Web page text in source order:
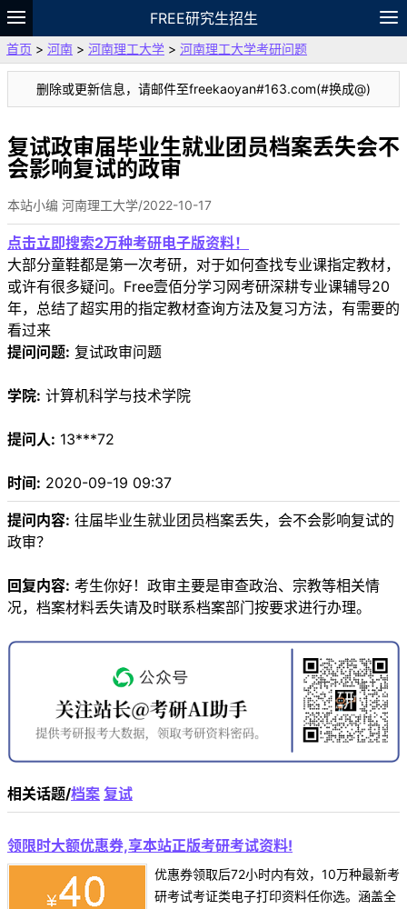
FREE研究生招生
题库
故事 专题 APP 笔记
论坛
VIP
资料
首页 > 河南 > 河南理工大学 > 河南理工大学考研问题
删除或更新信息，请邮件至freekaoyan#163.com(#换成@)
复试政审届毕业生就业团员档案丢失会不
会影响复试的政审
本站小编 河南理工大学/2022-10-17
点击立即搜索2万种考研电子版资料！
大部分童鞋都是第一次考研，对于如何查找专业课指定教材，
或许有很多疑问。Free壹佰分学习网考研深耕专业课辅导20
年，总结了超实用的指定教材查询方法及复习方法，有需要的
看过来
提问问题: 复试政审问题
学院: 计算机科学与技术学院
提问人: 13***72
时间: 2020-09-19 09:37
提问内容: 往届毕业生就业团员档案丢失，会不会影响复试的
政审？
回复内容: 考生你好！政审主要是审查政治、宗教等相关情
况，档案材料丢失请及时联系档案部门按要求进行办理。
相关话题/档案 复试
领限时大额优惠券,享本站正版考研考试资料!
优惠券领取后72小时内有效，10万种最新考
研考试考证类电子打印资料任你选。涵盖全